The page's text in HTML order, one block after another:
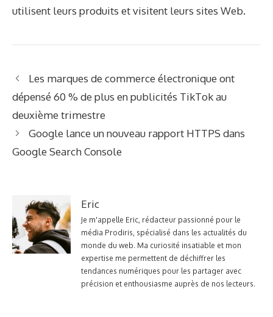
utilisent leurs produits et visitent leurs sites Web.
Les marques de commerce électronique ont
dépensé 60 % de plus en publicités TikTok au
deuxième trimestre
Google lance un nouveau rapport HTTPS dans
Google Search Console
Eric
Je m'appelle Eric, rédacteur passionné pour le
média Prodiris, spécialisé dans les actualités du
monde du web. Ma curiosité insatiable et mon
expertise me permettent de déchiffrer les
tendances numériques pour les partager avec
précision et enthousiasme auprès de nos lecteurs.